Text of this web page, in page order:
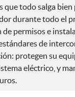
que todo salga bien
durante todo el
permisos e
de
protegen su
eléctrico, y